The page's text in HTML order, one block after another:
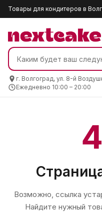
Товары для кондитеров в
г. Волгоград, ул. 8-й
Ежедневно 10:00 – 20:00
Возможно, ссылка
Найдите нужный